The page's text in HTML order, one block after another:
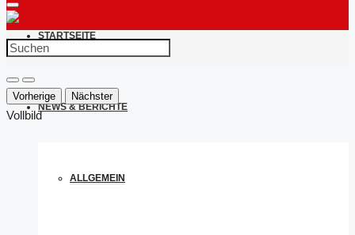
STARTSEITE
NEWS & BERICHTE
ALLGEMEIN
Vorherige Nächster
Vollbild